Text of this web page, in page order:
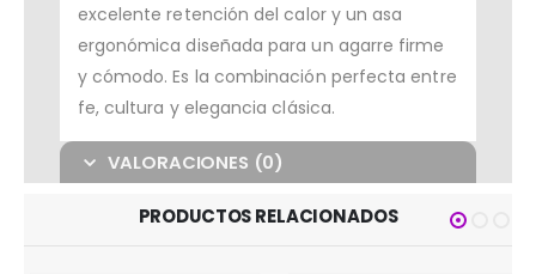
excelente retención del calor y un asa
ergonómica diseñada para un agarre firme
y cómodo. Es la combinación perfecta entre
fe, cultura y elegancia clásica.
VALORACIONES (0)
PRODUCTOS RELACIONADOS